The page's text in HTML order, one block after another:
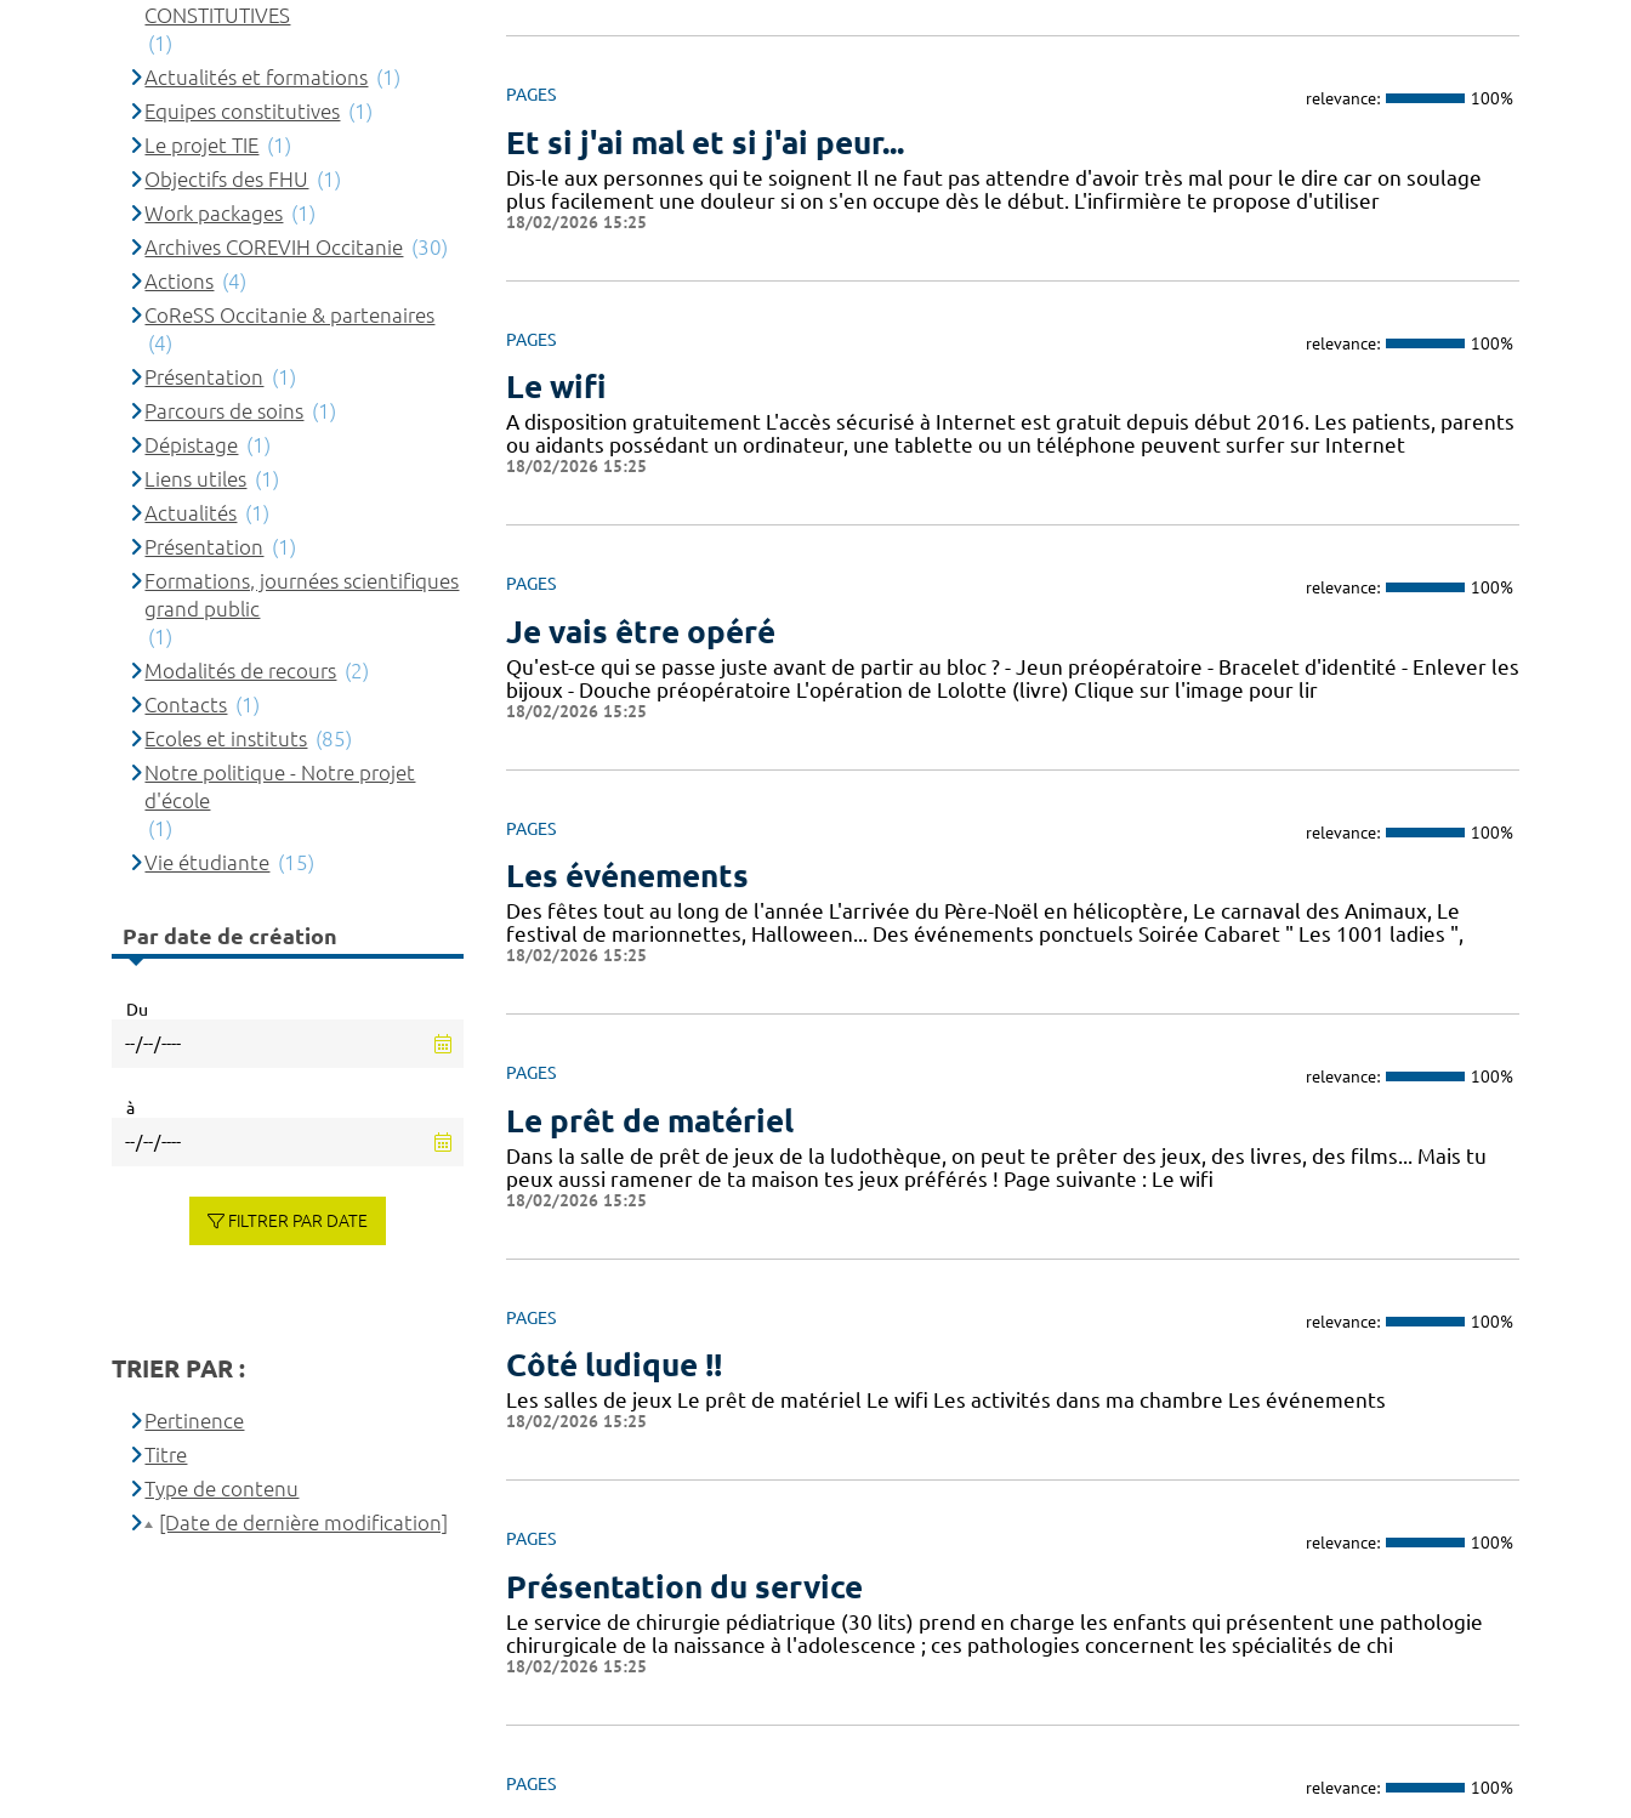
PAGES relevance: 100%
Et si j'ai mal et si j'ai peur...
Dis-le aux personnes qui te soignent Il ne faut pas attendre d'avoir très mal pour le dire car on soulage
plus facilement une douleur si on s'en occupe dès le début. L'infirmière te propose d'utiliser
18/02/2026 15:25
PAGES relevance: 100%
Le wifi
A disposition gratuitement L'accès sécurisé à Internet est gratuit depuis début 2016. Les patients, parents
ou aidants possédant un ordinateur, une tablette ou un téléphone peuvent surfer sur Internet
18/02/2026 15:25
PAGES relevance: 100%
Je vais être opéré
Qu'est-ce qui se passe juste avant de partir au bloc ? - Jeun préopératoire - Bracelet d'identité - Enlever les
bijoux - Douche préopératoire L'opération de Lolotte (livre) Clique sur l'image pour lir
18/02/2026 15:25
PAGES relevance: 100%
Les événements
Des fêtes tout au long de l'année L'arrivée du Père-Noël en hélicoptère, Le carnaval des Animaux, Le
festival de marionnettes, Halloween... Des événements ponctuels Soirée Cabaret " Les 1001 ladies ",
18/02/2026 15:25
PAGES relevance: 100%
Le prêt de matériel
Dans la salle de prêt de jeux de la ludothèque, on peut te prêter des jeux, des livres, des films... Mais tu
peux aussi ramener de ta maison tes jeux préférés ! Page suivante : Le wifi
18/02/2026 15:25
PAGES relevance: 100%
Côté ludique !!
Les salles de jeux Le prêt de matériel Le wifi Les activités dans ma chambre Les événements
18/02/2026 15:25
PAGES relevance: 100%
Présentation du service
Le service de chirurgie pédiatrique (30 lits) prend en charge les enfants qui présentent une pathologie
chirurgicale de la naissance à l'adolescence ; ces pathologies concernent les spécialités de chi
18/02/2026 15:25
PAGES relevance: 100%
CONSTITUTIVES
(1)
Actualités et formations (1)
Equipes constitutives (1)
Le projet TIE (1)
Objectifs des FHU (1)
Work packages (1)
Archives COREVIH Occitanie (30)
Actions (4)
CoReSS Occitanie & partenaires
(4)
Présentation (1)
Parcours de soins (1)
Dépistage (1)
Liens utiles (1)
Actualités (1)
Présentation (1)
Formations, journées scientifiques
grand public
(1)
Modalités de recours (2)
Contacts (1)
Ecoles et instituts (85)
Notre politique - Notre projet
d'école
(1)
Vie étudiante (15)
Par date de création
Du
à
FILTRER PAR DATE
TRIER PAR :
Pertinence
Titre
Type de contenu
[Date de dernière modification]